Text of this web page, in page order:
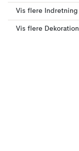
Vis flere Indretning
Vis flere Dekoration